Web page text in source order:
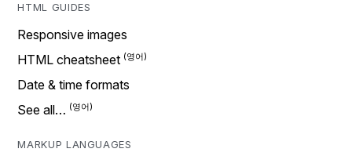
HTML GUIDES
Responsive images
HTML cheatsheet
Date & time formats
See all…
MARKUP LANGUAGES